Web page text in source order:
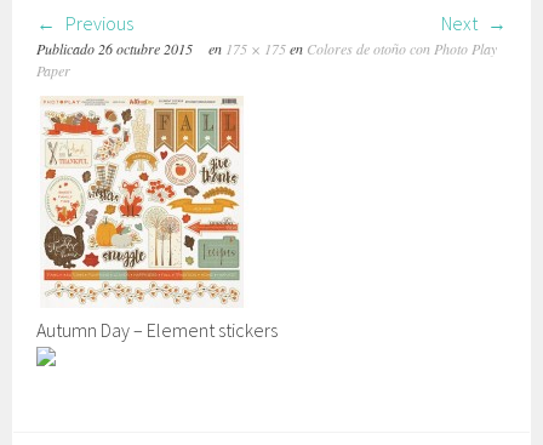
Previous Next
Publicado 26 octubre 2015 en 175 × 175en Colores de otoño con Photo Play
Paper
Autumn Day – Element stickers